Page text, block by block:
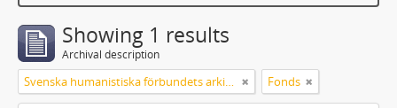
Showing 1 results
Archival description
Svenska humanistiska förbundets arkiv: handlingar 2003-2012 Fonds